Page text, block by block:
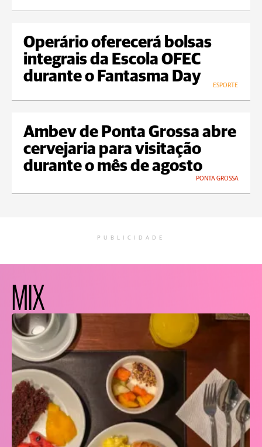
Operário oferecerá bolsas
integrais da Escola OFEC
durante o Fantasma Day
ESPORTE
Ambev de Ponta Grossa abre
cervejaria para visitação
durante o mês de agosto
PONTA GROSSA
PUBLICIDADE
MIX